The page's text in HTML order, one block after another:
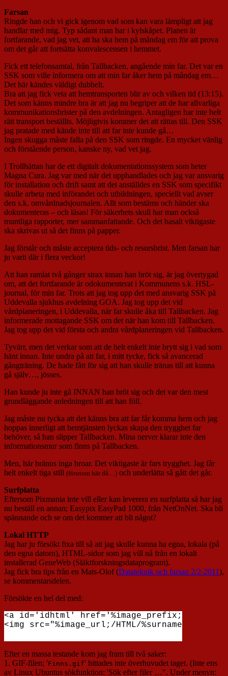
Farsan
Ringde han och vi gick igenom vad som kan vara lämpligt att jag
handlar med mig. Typ sådant man har i kylskåpet. Planen är
fortfarande, vad jag vet, att ha ska hem på måndag em för att prova
om det går att fortsätta konvalescensen i hemmet.
Fick ett telefonsamtal, från Tallbacken, angående min far. Det var en
SSK som ville informera om att min far åker hem på måndag em…
Det här kändes väldigt dubbelt.
Bra att jag fick veta att hemtransporten blir av och vilken tid (13:15).
Det som känns mindre bra är att jag nu begriper att de har allvarliga
kommunikationsbrister på den avdelningen. Antagligen har inte helt
rätt transport beställts. Möjligtvis kommer det att rättas till. Den SSK
jag pratade med kände inte till att far inte kunde gå…
Ingen skugga måste falla på den SSK som ringde. En mycket vänlig
och förstående person, kanske ny, vad vet jag.
I Trollhättan har de ett digitalt dokumentationssystem som heter
Magna Cura. Jag var med när det upphandlades och jag var ansvarig
för installation och drift samt att det anställdes en SSK som specifikt
skulle arbeta med införandet och utbildningen, speciellt vad avser
den s.k. omvårdnadsjournalen. Allt som bestäms och händer ska
dokumenteras – och läsas! För säkerhets skull har man också
muntliga rapporter, mer sammanfattande. Och det basalt viktigaste
ska skrivas ut så det finns på papper.
Jag förstår och måste acceptera tids- och resursbrist. Men farsan har
ju varit där i flera veckor!
Att han ramlat två gånger strax innan han bröt sig, är jag övertygad
om, att det fortfarande är odokumenterat i Kommunens s.k. HSL-
journal, för min far. Trots att jag tog upp det med ansvarig SSK på
Uddevalla sjukhus avdelning GOA. Jag tog upp det vid
vårdplaneringen, i Uddevalla, när far skulle åka till Tallbacken. Jag
informerade mottagande SSK om det när han kom till Tallbacken.
Jag tog upp det vid första och andra vårdplaneringen vid Tallbacken.
Tyvärr, men det verkar som att de helt enkelt inte brytt sig i vad som
hänt innan. Inte undra på att far, i mitt tycke, fick så avancerad
gångträning. De hade fått för sig att han skulle tränas till att kunna
gå själv…, jösses.
Han kunde ju inte gå INNAN han bröt sig och det var den mest
grundläggande anledningen till att han föll.
Jag måste nu tycka att det känns bra att far får komma hem och jag
hoppas innerligt att hemtjänsten lyckas skapa den trygghet far
behöver, så han slipper Tallbacken. Mina nerver klarar inte den
informationsmur som finns på Tallbacken.
Men, här bränns inga broar. Det viktigaste är fars trygghet. Jag får
helt enkelt tiga still (förutom här då…) och underlätta så gått det går.
Surfplatta
Eftersom Pixmania inte vill eller kan leverera en surfplatta så har jag
nu beställ en annan; Easypix EasyPad 1000, från NetOnNet. Ska bli
spännande och se om det kommer att bli något?
Lokal HTTP
Jag har ju försökt fixa till så att jag skulle kunna ha egna, lokala (på
den egna datorn), HTML-sidor som jag vill nå från en lokalt
installerad GeneWeb (Släktforskningsdataprogram).
Jag fick bra tips från en Mats-Olof (Datateknik och farsan 2/2-2011),
se kommentarsdelen.
Försökte en hel del med:
<a id='idhtml' href='%image_prefix;/HTML/
Efter en massa testande kom jag fram till två saker:
1. GIF-filen; 'Finns.gif' hittades inte överhuvudet taget. (Inte ens
av Linux Ubuntus sökfunktion: 'Sök efter filer …". Under menyn: